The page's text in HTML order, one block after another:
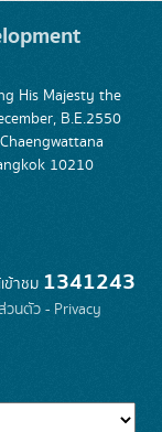
His Majesty the
B.E.2550
10210
ข้าชม 1341243
นตัว - Privacy